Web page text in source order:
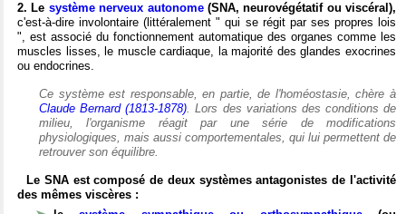
2. Le système nerveux autonome(SNA, neurovégétatif ou viscéral),
c'est-à-dire involontaire (littéralement " qui se régit par ses propres lois
", est associé du fonctionnement automatique des organes comme les
muscles lisses, le muscle cardiaque, la majorité des glandes exocrines
ou endocrines.
Ce système est responsable, en partie, de l'homéostasie, chère à
Claude Bernard (1813-1878). Lors des variations des conditions de
milieu, l'organisme réagit par une série de modifications
physiologiques, mais aussi comportementales, qui lui permettent de
retrouver son équilibre.
Le SNA est composé de deux systèmes antagonistes de l'activité
des mêmes viscères :